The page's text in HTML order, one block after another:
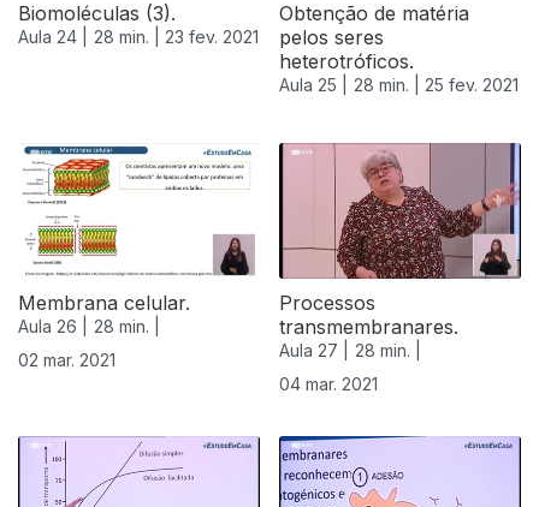
Biomoléculas (3).
Aula 24 | 28 min. | 23 fev. 2021
Obtenção de matéria
pelos seres
heterotróficos.
Aula 25 | 28 min. | 25 fev. 2021
Membrana celular.
Aula 26 |
28 min. |
02 mar. 2021
Processos
transmembranares.
Aula 27 |
28 min. |
04 mar. 2021